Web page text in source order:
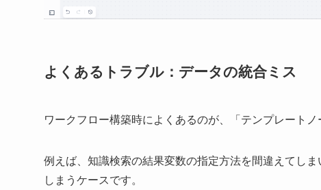
よくあるトラブル：データの統合ミス
ワークフロー構築時によくあるのが、「テンプレートノ
例えば、知識検索の結果変数の指定方法を間違えてし
しまうケースです。